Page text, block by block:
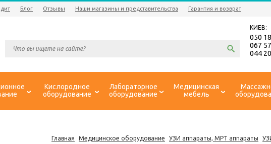
Блог Отзывы Наши магазины и представительства Гарантия и возврат
КИЕВ:
050
067
044
Кислородное
оборудование
Лабораторное
оборудование
Медицинская
мебель
Главная Медицинское оборудование УЗИ аппараты, МРТ аппараты